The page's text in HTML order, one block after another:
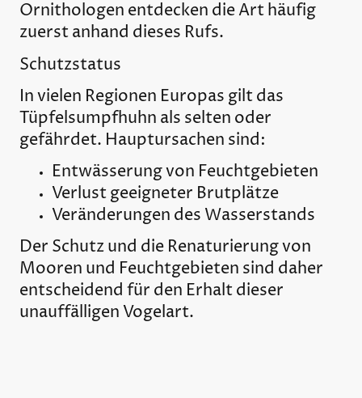
Ornithologen entdecken die Art häufig
zuerst anhand dieses Rufs.
Schutzstatus
In vielen Regionen Europas gilt das
Tüpfelsumpfhuhn als selten oder
gefährdet. Hauptursachen sind:
Entwässerung von Feuchtgebieten
Verlust geeigneter Brutplätze
Veränderungen des Wasserstands
Der Schutz und die Renaturierung von
Mooren und Feuchtgebieten sind daher
entscheidend für den Erhalt dieser
unauffälligen Vogelart.